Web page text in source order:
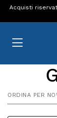
Acquisti
ORDINA PER